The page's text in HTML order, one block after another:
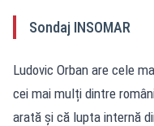
Sondaj INSOMAR
Ludovic Orban are cele
cei mai mulți dintre
arată și că lupta internă